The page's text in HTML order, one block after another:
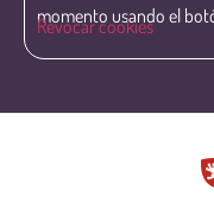
momento usando el
Revocar cookies